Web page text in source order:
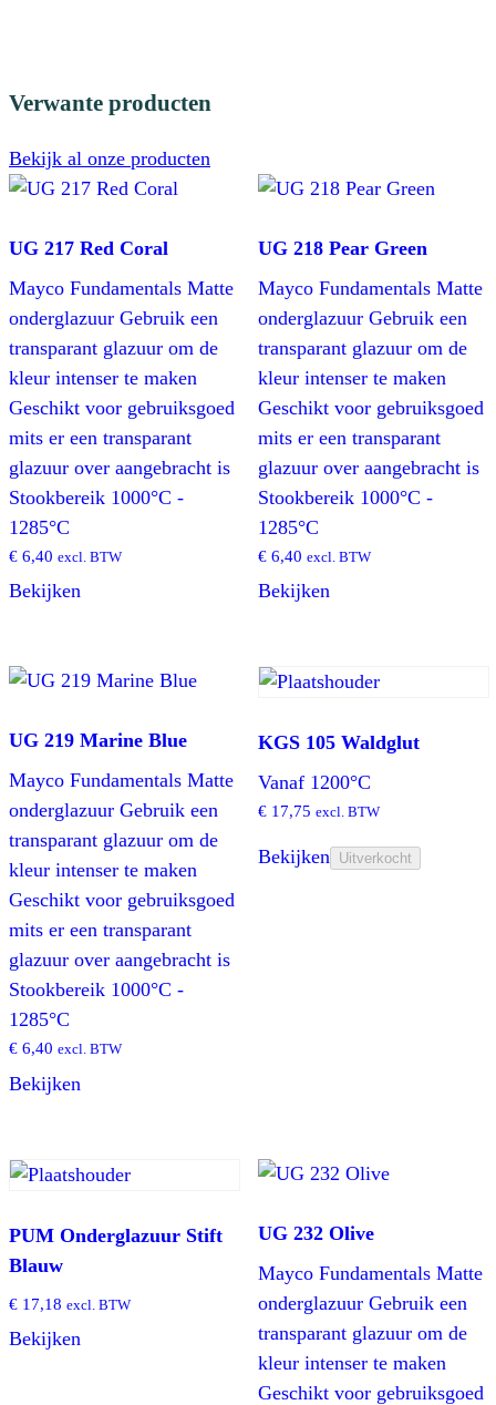
Verwante producten
Bekijk al onze producten
UG 217 Red Coral
Mayco Fundamentals Matte
onderglazuur Gebruik een
transparant glazuur om de
kleur intenser te maken
Geschikt voor gebruiksgoed
mits er een transparant
glazuur over aangebracht is
Stookbereik 1000°C -
1285°C
€ 6,40 excl. BTW
Bekijken
UG 218 Pear Green
Mayco Fundamentals Matte
onderglazuur Gebruik een
transparant glazuur om de
kleur intenser te maken
Geschikt voor gebruiksgoed
mits er een transparant
glazuur over aangebracht is
Stookbereik 1000°C -
1285°C
€6,40 excl. BTW
Bekijken
UG 219 Marine Blue
Mayco Fundamentals Matte
onderglazuur Gebruik een
transparant glazuur om de
kleur intenser te maken
Geschikt voor gebruiksgoed
mits er een transparant
glazuur over aangebracht is
Stookbereik 1000°C -
1285°C
€ 6,40 excl. BTW
Bekijken
KGS 105 Waldglut
Vanaf 1200°C
€17,75 excl. BTW
Bekijken Uitverkocht
PUM Onderglazuur Stift
Blauw
€ 17,18 excl. BTW
Bekijken
UG 232 Olive
Mayco Fundamentals Matte
onderglazuur Gebruik een
transparant glazuur om de
kleur intenser te maken
Geschikt voor gebruiksgoed